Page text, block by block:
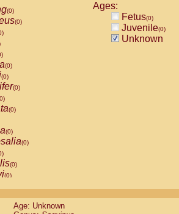
(0)
(0)
(0)
(0)
(0)
(0)
(0)
(0)
(0)
(0)
(0)
(0)
Ages:
Fetus(0)
Juvenile(0)
Unknown
Age: Unknown